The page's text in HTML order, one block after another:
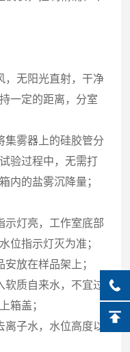
，无阳光直射，干净
一定的距离，分室
集雾器上的硅胶管分
验过程中，无需打
内的盐雾沉降量；
示灯亮，工作室底部
位指示灯灭为准；
放在样品架上；
质自来水，不宜过
箱盖；
子水，水位高度以